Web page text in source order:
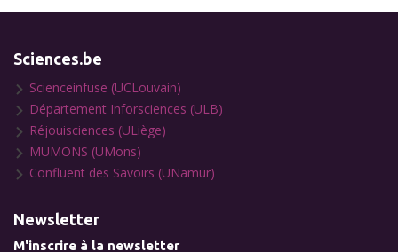
Sciences.be
Scienceinfuse (UCLouvain)
Département Inforsciences (ULB)
Réjouisciences (ULiège)
MUMONS (UMons)
Confluent des Savoirs (UNamur)
Newsletter
M'inscrire à la newsletter